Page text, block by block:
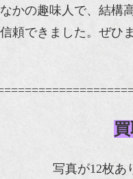
かの趣味人で、結構
頼できました。ぜ
写真が12枚あ